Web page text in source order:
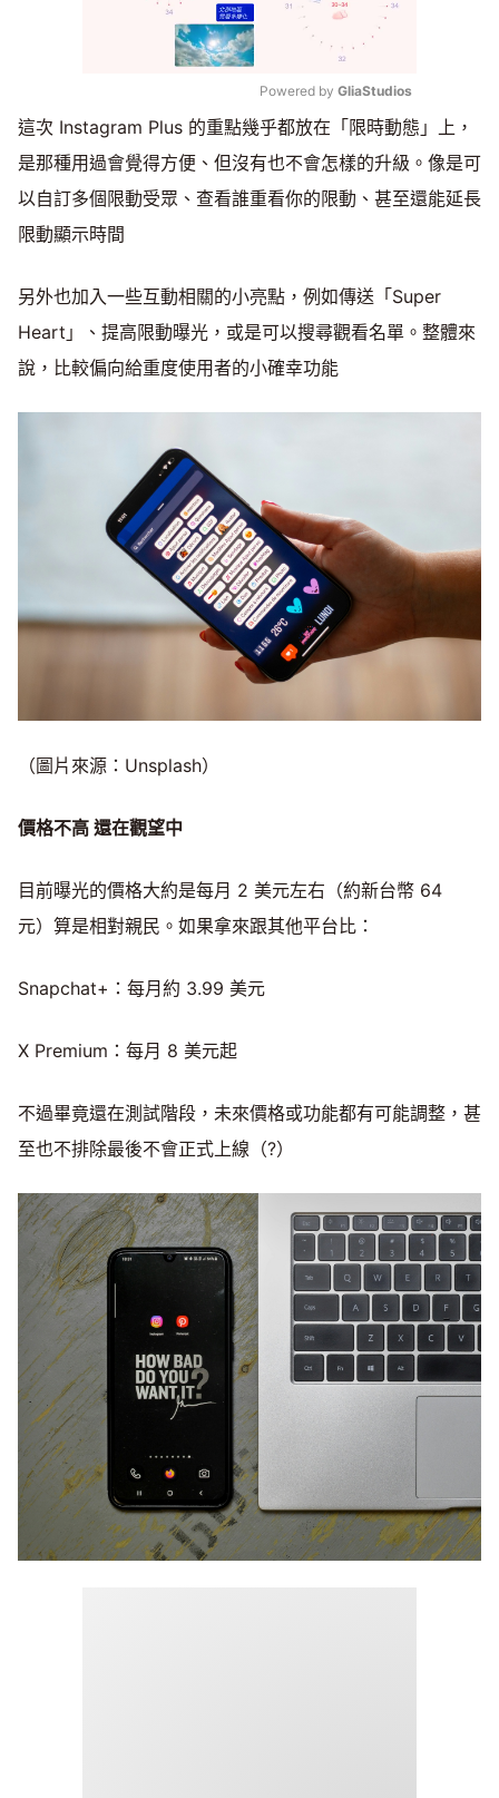
Mute
Powered by GliaStudios
這次 Instagram Plus 的重點幾乎都放在「限時動態」上，
是那種用過會覺得方便、但沒有也不會怎樣的升級。像是可
以自訂多個限動受眾、查看誰重看你的限動、甚至還能延長
限動顯示時間
另外也加入一些互動相關的小亮點，例如傳送「Super
Heart」、提高限動曝光，或是可以搜尋觀看名單。整體來
說，比較偏向給重度使用者的小確幸功能
（圖片來源：Unsplash）
價格不高 還在觀望中
目前曝光的價格大約是每月 2 美元左右（約新台幣 64
元）算是相對親民。如果拿來跟其他平台比：
Snapchat+：每月約 3.99 美元
X Premium：每月 8 美元起
不過畢竟還在測試階段，未來價格或功能都有可能調整，甚
至也不排除最後不會正式上線（?）